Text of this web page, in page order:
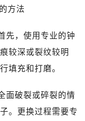
西安市碑林区南关正街88号华侨城长安国际中心E座6楼10室（需提前预约）
海口市龙华区金贸东路5号海口华润大厦B座17层1707室（需提前预约）
内蒙古自治区呼和浩特市玉泉区大学西街70号华润万象城写字楼（鄂尔多斯大厦）23层2326室（需提前预约）
甘肃省兰州市七里河区西津西路16号兰州中心写字楼21层2102室（需提前预约）
方法
先，使用专业的钟
较深或裂纹较明
填充和打磨。
面破裂或碎裂的情
。更换过程需要专